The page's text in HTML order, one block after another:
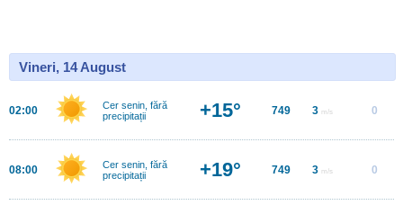
Vineri, 14 August
02:00
Cer senin, fără
precipitații
+15° 749 3 m/s 0
08:00
Cer senin, fără
precipitații
+19° 749 3 m/s 0